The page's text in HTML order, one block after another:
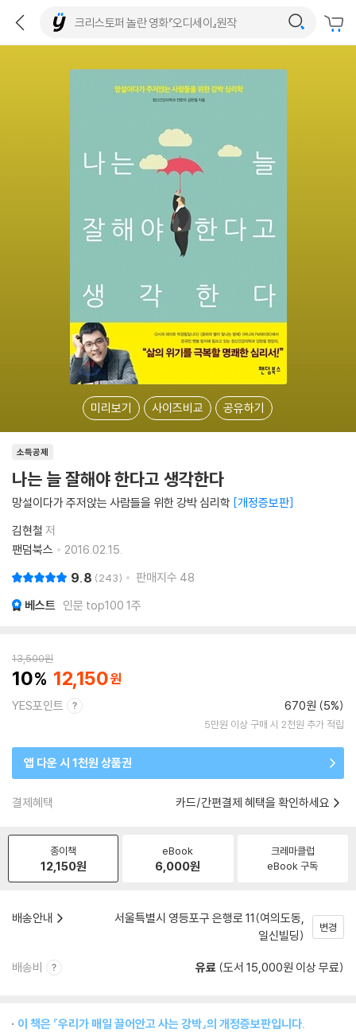
미리보기 사이즈비교 공유하기
소득공제
나는 늘 잘해야 한다고 생각한다
망설이다가 주저앉는 사람들을 위한 강박 심리학 개정증보판
김현철 저
팬덤북스
2016.02.15.
9.8 243 판매지수 48
베스트 인문 top100 1주
13,500원
10 12,150
YES포인트 670원 (5%)
5만원 이상 구매 시 2천원 추가 적립
앱 다운 시 1천원 상품권
결제혜택 카드/간편결제 혜택을 확인하세요
종이책
12,150원
eBook
6,000원
크레마클럽
eBook 구독
배송안내
서울특별시 영등포구 은행로 11(여의도동,
일신빌딩)
변경
배송비 유료 (도서 15,000원 이상 무료)
이 책은 『우리가 매일 끌어안고 사는 강박』의 개정증보판입니다.